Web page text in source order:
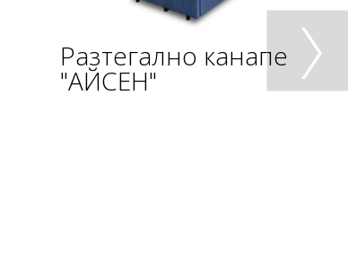
Разтегално канапе
"АЙСЕН"